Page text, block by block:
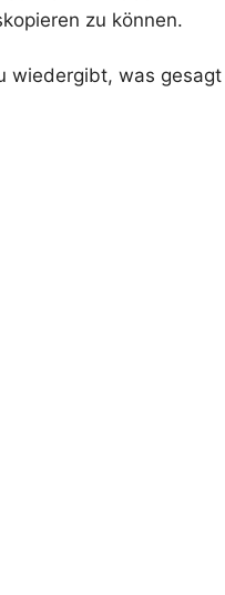
zu können.
wiedergibt, was gesagt